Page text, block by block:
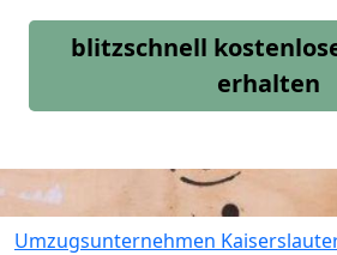
blitzschnell
erhalten
Umzugsunternehmen